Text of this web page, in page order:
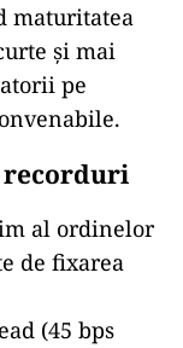
maturitatea
și mai
pe
recorduri
al ordinelor
de fixarea
(45 bps